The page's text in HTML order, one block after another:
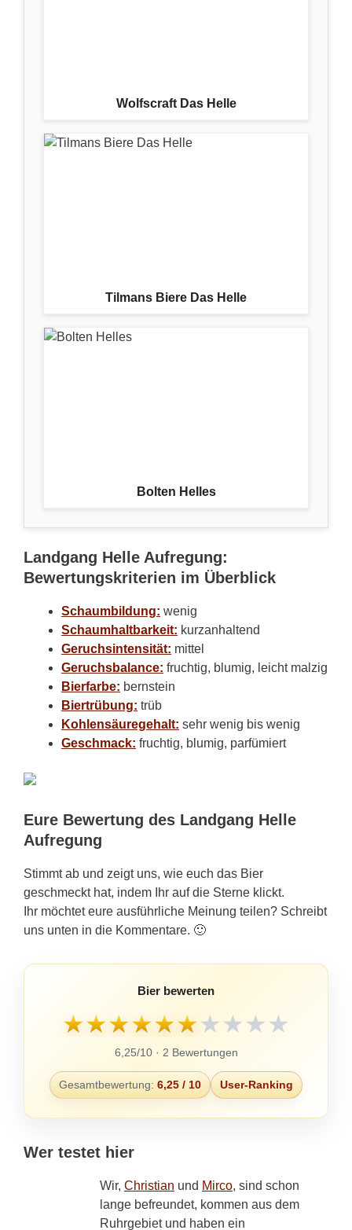
Wolfscraft Das Helle
Tilmans Biere Das Helle
Bolten Helles
Landgang Helle Aufregung:
Bewertungskriterien im Überblick
Schaumbildung: wenig
Schaumhaltbarkeit: kurzanhaltend
Geruchsintensität: mittel
Geruchsbalance: fruchtig, blumig, leicht malzig
Bierfarbe: bernstein
Biertrübung: trüb
Kohlensäuregehalt: sehr wenig bis wenig
Geschmack: fruchtig, blumig, parfümiert
Eure Bewertung des Landgang Helle
Aufregung
Stimmt ab und zeigt uns, wie euch das Bier
geschmeckt hat, indem Ihr auf die Sterne klickt.
Ihr möchtet eure ausführliche Meinung teilen? Schreibt
uns unten in die Kommentare. 🙂
Bier bewerten
★★★★★★★★★★
6,25/10 · 2 Bewertungen
Gesamtbewertung: 6,25 / 10 User-Ranking
Wer testet hier
Wir, Christian und Mirco, sind schon
lange befreundet, kommen aus dem
Ruhrgebiet und haben ein